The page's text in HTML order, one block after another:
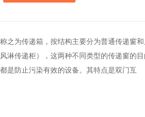
之为传递箱，按结构主要分为普通传递窗
淋传递柜），这两种不同类型的传递窗的
是防止污染有效的设备。其特点是双门互